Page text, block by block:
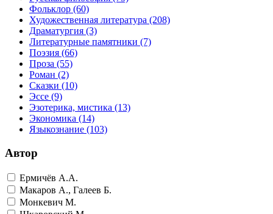
Фольклор (60)
Художественная литература (208)
Драматургия (3)
Литературные памятники (7)
Поэзия (66)
Проза (55)
Роман (2)
Сказки (10)
Эссе (9)
Эзотерика, мистика (13)
Экономика (14)
Языкознание (103)
Автор
Ермичёв А.А.
Макаров А., Галеев Б.
Монкевич М.